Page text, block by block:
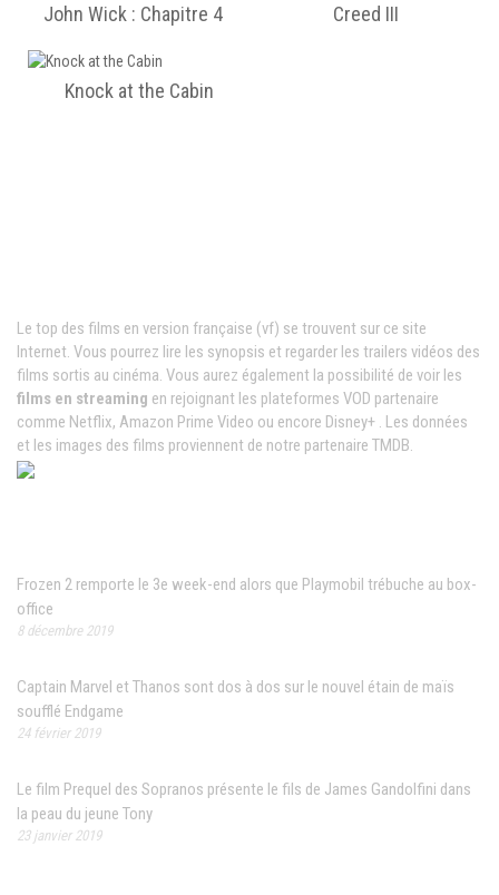
John Wick : Chapitre 4 Creed III
Knock at the Cabin
Le top des films en version française (vf) se trouvent sur ce site
Internet. Vous pourrez lire les synopsis et regarder les trailers vidéos des
films sortis au cinéma. Vous aurez également la possibilité de voir les
films en streaming en rejoignant les plateformes VOD partenaire
comme Netflix, Amazon Prime Video ou encore Disney+ . Les données
et les images des films proviennent de notre partenaire TMDB.
Frozen 2 remporte le 3e week-end alors que Playmobil trébuche au box-
office
8 décembre 2019
Captain Marvel et Thanos sont dos à dos sur le nouvel étain de maïs
soufflé Endgame
24 février 2019
Le film Prequel des Sopranos présente le fils de James Gandolfini dans
la peau du jeune Tony
23 janvier 2019